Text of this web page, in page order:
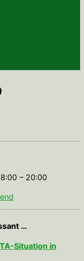
– 20:00
…
Situation in